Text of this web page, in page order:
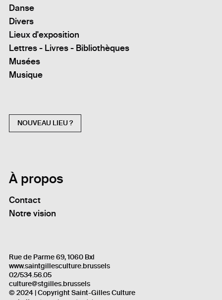
Danse
Divers
Lieux d'exposition
Lettres - Livres - Bibliothèques
Musées
Musique
NOUVEAU LIEU ?
À propos
Contact
Notre vision
Rue de Parme 69, 1060 Bxl
www.saintgillesculture.brussels
02/534.56.05
culture@stgilles.brussels
© 2024 | Copyright Saint-Gilles Culture